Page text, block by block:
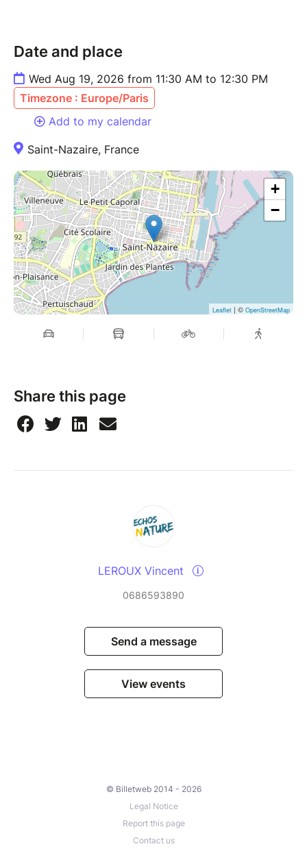
Date and place
Wed Aug 19, 2026 from 11:30 AM to 12:30 PM
Timezone : Europe/Paris
Add to my calendar
Saint-Nazaire, France
+
−
Leaflet | © OpenStreetMap
Share this page
LEROUX Vincent
0686593890
Send a message
View events
© Billetweb 2014 - 2026
Legal Notice
Report this page
Contact us